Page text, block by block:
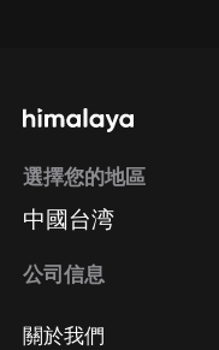
選擇您的地區
中國台湾
公司信息
關於我們